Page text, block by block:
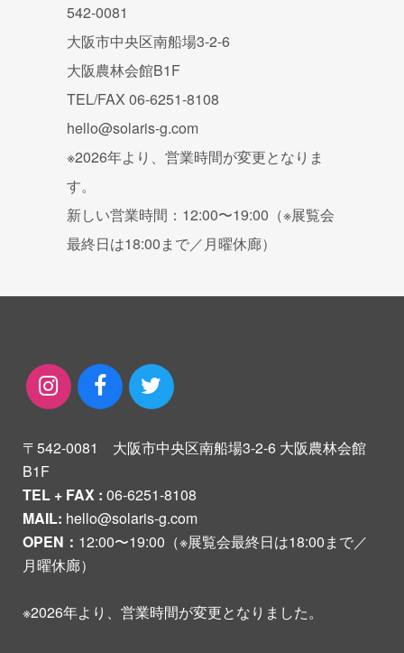
542-0081
大阪市中央区南船場3-2-6
大阪農林会館B1F
TEL/FAX 06-6251-8108
hello@solaris-g.com
※2026年より、営業時間が変更となりま
す。
新しい営業時間：12:00〜19:00（※展覧会
最終日は18:00まで／月曜休廊）
〒542-0081 大阪市中央区南船場3-2-6 大阪農林会館
B1F
TEL + FAX : 06-6251-8108
MAIL: hello@solaris-g.com
OPEN： 12:00〜19:00（※展覧会最終日は18:00まで／
月曜休廊）
※2026年より、営業時間が変更となりました。